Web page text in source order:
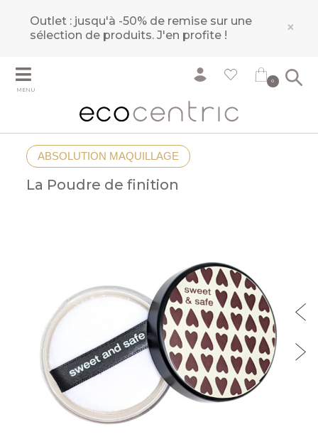
Outlet : jusqu'à -50% de remise sur une
sélection de produits.J'en profite ! ×
MENU
0
ABSOLUTION MAQUILLAGE
La Poudre de finition